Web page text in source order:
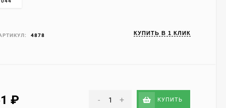
4878 КУПИТЬ В 1 КЛИК
₽ - + КУПИТЬ